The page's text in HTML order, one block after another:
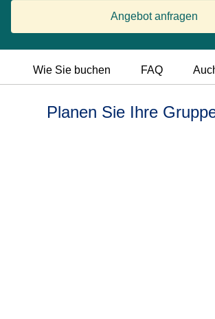
Angebot anfragen
Wie Sie buchen FAQ
Planen Sie Ihre